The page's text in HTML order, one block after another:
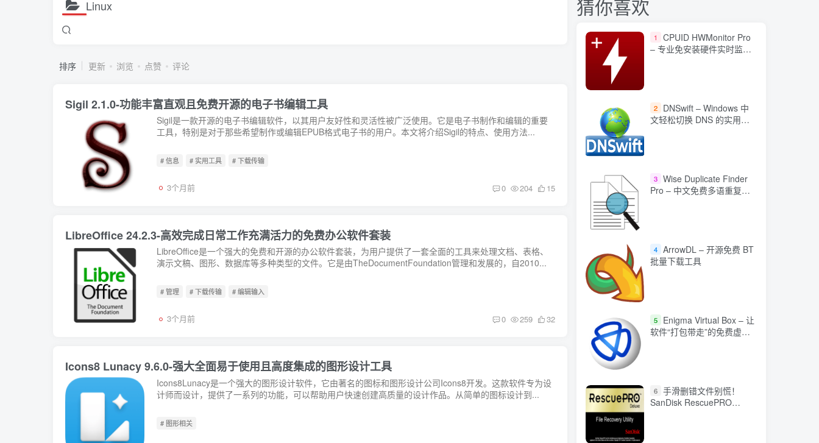
Linux
排序 更新 浏览 点赞 评论
Sigil 2.1.0-功能丰富直观且免费开源的电子书编辑工具
Sigil是一款开源的电子书编辑软件，以其用户友好性和灵活性被广泛使用。它是电子书制作和编辑的重要
工具，特别是对于那些希望制作或编辑EPUB格式电子书的用户。本文将介绍Sigil的特点、使用方法...
# 信息 # 实用工具 # 下载传输
3个月前 0 204 15
LibreOffice 24.2.3-高效完成日常工作充满活力的免费办公软件套装
LibreOffice是一个强大的免费和开源的办公软件套装，为用户提供了一套全面的工具来处理文档、表格、
演示文稿、图形、数据库等多种类型的文件。它是由TheDocumentFoundation管理和发展的，自2010...
# 管理 # 下载传输 # 编辑输入
3个月前 0 259 32
Icons8 Lunacy 9.6.0-强大全面易于使用且高度集成的图形设计工具
Icons8Lunacy是一个强大的图形设计软件，它由著名的图标和图形设计公司Icons8开发。这款软件专为设
计师而设计，提供了一系列的功能，可以帮助用户快速创建高质量的设计作品。从简单的图标设计到...
# 图形相关
猜你喜欢
1
CPUID HWMonitor Pro
– 专业免安装硬件实时监控
2
DNSwift – Windows 中
文轻松切换 DNS 的实用工
3 Wise Duplicate Finder
Pro – 中文免费多语重复文
4 ArrowDL – 开源免费 BT
批量下载工具
5
Enigma Virtual Box – 让
软件“打包带走”的免费虚拟
6 手滑删错文件别慌！
SanDisk RescuePRO